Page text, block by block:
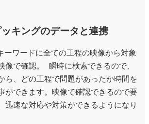
キングのデータと連携
ーワードに全ての工程の映像から対象
像で確認。 瞬時に検索できるので、
ら、どの工程で問題があったか時間を
ができます。映像で確認できるので要
迅速な対応や対策ができるようになり